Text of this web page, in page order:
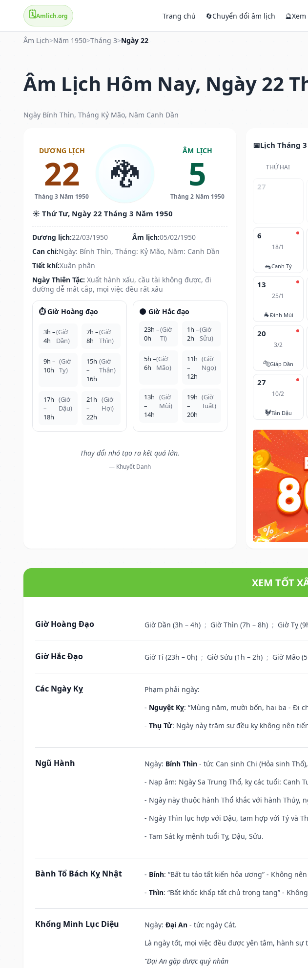
🗓️Amlich.org Trang chủ 🔄Chuyển đổi âm lịch 🔮
Âm Lịch>Năm 1950>Tháng 3>Ngày 22
Âm Lịch Hôm Nay, Ngày 22
Ngày Bính Thìn, Tháng Kỷ Mão, Năm Canh Dần
DƯƠNG LỊCH
22
Tháng 3 Năm 1950
🐉
ÂM LỊCH
5
Tháng 2 Năm 1950
☀️ Thứ Tư, Ngày 22 Tháng 3 Năm 1950
Dương lịch:22/03/1950 Âm lịch:05/02/1950
Can chi:Ngày: Bính Thìn, Tháng: Kỷ Mão, Năm: Canh Dần
Tiết khí:Xuân phân
Ngày Thiên Tặc: Xuất hành xấu, cầu tài không được, đi
đường dễ mất cắp, mọi việc đều rất xấu
⏱️ Giờ Hoàng đạo
3h –
4h
(Giờ
Dần)
7h –
8h
(Giờ
Thìn)
9h –
10h
(Giờ
Tỵ)
15h
–
16h
(Giờ
Thân)
17h
–
18h
(Giờ
Dậu)
21h
–
22h
(Giờ
Hợi)
🌑 Giờ Hắc đạo
23h –
0h
(Giờ
Tí)
1h –
2h
(Giờ
Sửu)
5h –
6h
(Giờ
Mão)
11h
–
12h
(Giờ
Ngọ)
13h
–
14h
(Giờ
Mùi)
19h
–
20h
(Giờ
Tuất)
Thay đổi nhỏ tạo ra kết quả lớn.
— Khuyết Danh
Lịch Tháng
THỨ HAI
27
6
18/1
🐀Canh Tý
13
25/1
🐐Đinh Mùi
20
3/2
🐅Giáp Dần
27
10/2
🐓Tân Dậu
XEM TỐT
Giờ Hoàng Đạo Giờ Dần (3h – 4h) ; Giờ Thìn (7h – 8h) ; Giờ Tỵ
Giờ Hắc Đạo Giờ Tí (23h – 0h) ; Giờ Sửu (1h – 2h) ; Giờ Mão
Các Ngày Kỵ
Phạm phải ngày:
- Nguyệt Kỵ: “Mùng năm, mười bốn, hai ba - Đi
- Thụ Tử: Ngày này trăm sự đều kỵ không nên
Ngũ Hành Ngày: Bính Thìn - tức Can sinh Chi (Hỏa sinh
- Nạp âm: Ngày Sa Trung Thổ, kỵ các tuổi: Canh
- Ngày này thuộc hành Thổ khắc với hành Thủy,
- Ngày Thìn lục hợp với Dậu, tam hợp với Tý và
- Tam Sát kỵ mệnh tuổi Tỵ, Dậu, Sửu.
Bành Tổ Bách Kỵ Nhật - Bính: “Bất tu táo tất kiến hỏa ương” - Không
- Thìn: “Bất khốc khấp tất chủ trọng tang” -
Khổng Minh Lục Diệu Ngày: Đại An - tức ngày Cát.
Là ngày tốt, mọi việc đều được yên tâm, hành sự
“Đại An gặp được quý nhân